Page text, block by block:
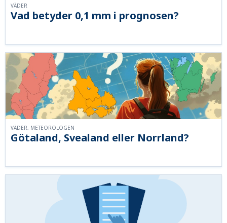
Vad betyder 0,1 mm i prognosen?
VÄDER
Götaland, Svealand eller Norrland?
VÄDER, METEOROLOGEN